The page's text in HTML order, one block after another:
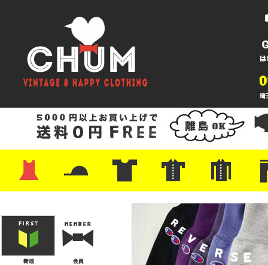
・レザーシューズ/スニーカー
・プリントTシャツ
・バンド/ツアー
・キャラクター
・Nike/adidas/スポーツ
・チャンピオン
・サーフ/スケート
・ボーダー/総柄/無地
・フットボール/リンガー
・タンクトップ/NBA・ポロシャツ
・半袖シャツ
・アロハ/サーフ/ボーリング
・ラルフ/ブランド
・無地/チェック/ストラ
・ワーク/ミリタリー/ウ
・ネル/ウール ・ショ
・アウ
・ジー
・
・ミリ
・コー
・コッ
・オー
・ジャ
ン